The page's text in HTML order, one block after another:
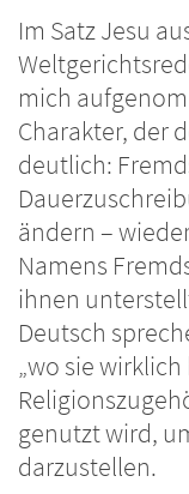
Im Satz Jesu
mich
Charakter, der
deutlich:
ändern –
Namens
ihnen
Deutsch
„wo sie
genutzt wird,
darzustellen.